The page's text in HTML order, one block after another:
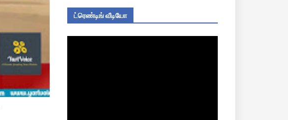
ட்ரெண்டிங் வீடியோ